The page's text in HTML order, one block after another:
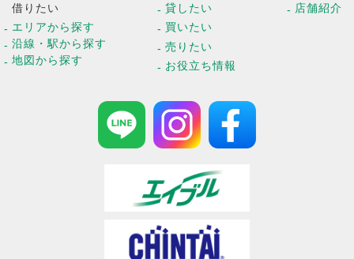
借りたい
エリアから探す
沿線・駅から探す
地図から探す
貸したい
買いたい
売りたい
お役立ち情報
店舗紹介